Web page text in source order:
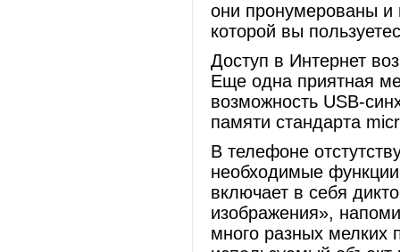
они пронумерованы и
которой вы
Доступ в Интернет
Еще одна приятная
возможность USB-
памяти стандарта
В телефоне
необходимые
включает в себя
изображения»,
много разных мелких